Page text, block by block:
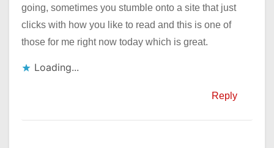
going, sometimes you stumble onto a site that just
clicks with how you like to read and this is one of
those for me right now today which is great.
Loading...
Reply